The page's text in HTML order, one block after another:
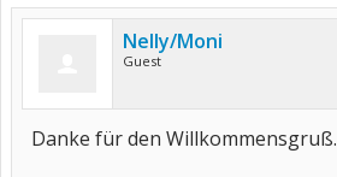
Nelly/Moni
Guest
Danke für den Willkommensgruß.